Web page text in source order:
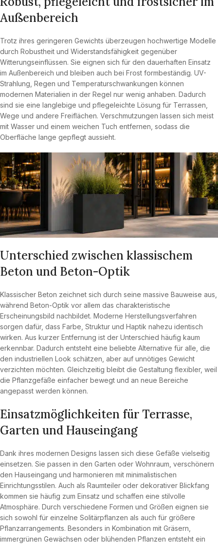
Außenbereich
Trotz ihres geringeren Gewichts überzeugen hochwertige Modelle
durch Robustheit und Widerstandsfähigkeit gegenüber
Witterungseinflüssen. Sie eignen sich für den dauerhaften Einsatz
im Außenbereich und bleiben auch bei Frost formbeständig. UV-
Strahlung, Regen und Temperaturschwankungen können
modernen Materialien in der Regel nur wenig anhaben. Dadurch
sind sie eine langlebige und pflegeleichte Lösung für Terrassen,
Wege und andere Freiflächen. Verschmutzungen lassen sich meist
mit Wasser und einem weichen Tuch entfernen, sodass die
Oberfläche lange gepflegt aussieht.
Unterschied zwischen klassischem
Beton und Beton-Optik
Klassischer Beton zeichnet sich durch seine massive Bauweise aus,
während Beton-Optik vor allem das charakteristische
Erscheinungsbild nachbildet. Moderne Herstellungsverfahren
sorgen dafür, dass Farbe, Struktur und Haptik nahezu identisch
wirken. Aus kurzer Entfernung ist der Unterschied häufig kaum
erkennbar. Dadurch entsteht eine beliebte Alternative für alle, die
den industriellen Look schätzen, aber auf unnötiges Gewicht
verzichten möchten. Gleichzeitig bleibt die Gestaltung flexibler, weil
die Pflanzgefäße einfacher bewegt und an neue Bereiche
angepasst werden können.
Einsatzmöglichkeiten für Terrasse,
Garten und Hauseingang
Dank ihres modernen Designs lassen sich diese Gefäße vielseitig
einsetzen. Sie passen in den Garten oder Wohnraum, verschönern
den Hauseingang und harmonieren mit minimalistischen
Einrichtungsstilen. Auch als Raumteiler oder dekorativer Blickfang
kommen sie häufig zum Einsatz und schaffen eine stilvolle
Atmosphäre. Durch verschiedene Formen und Größen eignen sie
sich sowohl für einzelne Solitärpflanzen als auch für größere
Pflanzarrangements. Besonders in Kombination mit Gräsern,
immergrünen Gewächsen oder blühenden Pflanzen entsteht ein